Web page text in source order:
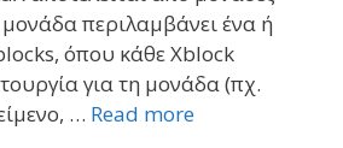
περιλαμβάνει ένα ή
όπου κάθε Xblock
για τη μονάδα (πχ.
… Read more